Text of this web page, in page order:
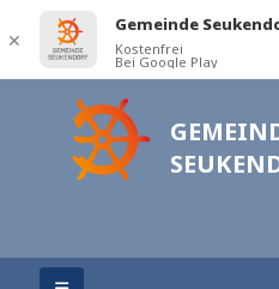
✕
Gemeinde
Kostenfrei
Bei Google Play